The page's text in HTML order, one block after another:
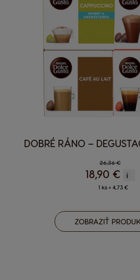
DOBRÉ RÁNO –
Regular
26,36 €
18,90 € i
1 ks = 4,73 €
ZOBRAZIŤ